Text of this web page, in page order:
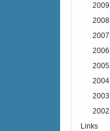
2009
2008
2007
2006
2005
2004
2003
2002
Links